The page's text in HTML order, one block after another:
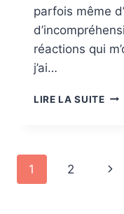
parfois même
réactions qui
j’ai…
LIRE LA SUITE«
? »
Navigation
1 2